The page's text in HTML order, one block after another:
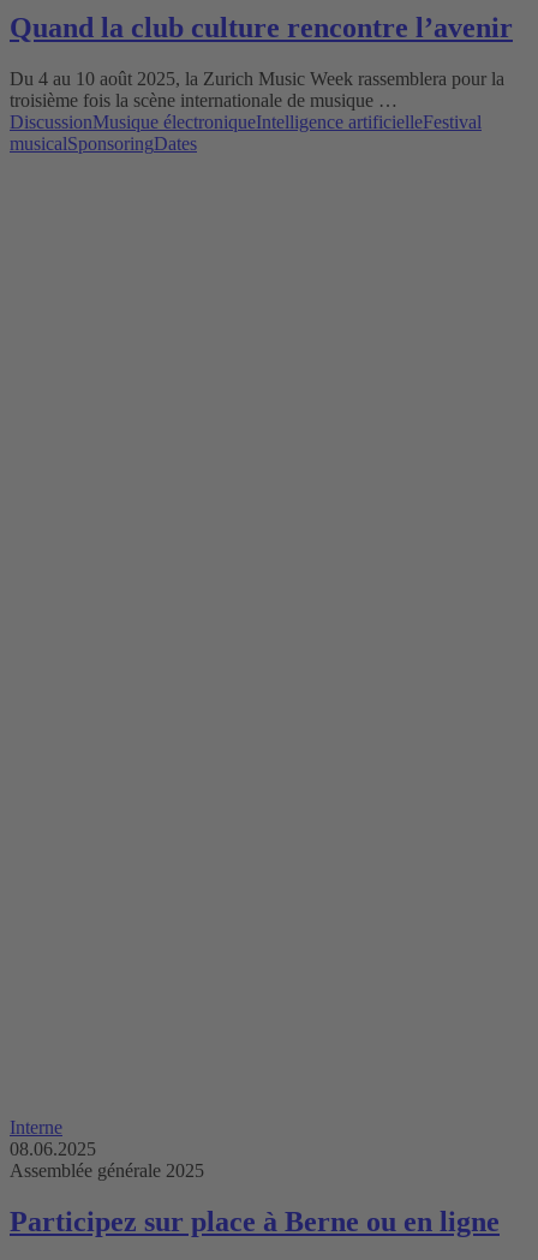
Quand la club culture rencontre l’avenir
Du 4 au 10 août 2025, la Zurich Music Week rassemblera pour la
troisième fois la scène internationale de musique …
DiscussionMusique électroniqueIntelligence artificielleFestival
musicalSponsoringDates
Interne
08.06.2025
Assemblée générale 2025
Participez sur place à Berne ou en ligne